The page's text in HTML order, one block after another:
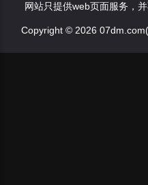
网站只提供web页面服务，
Copyright © 2026